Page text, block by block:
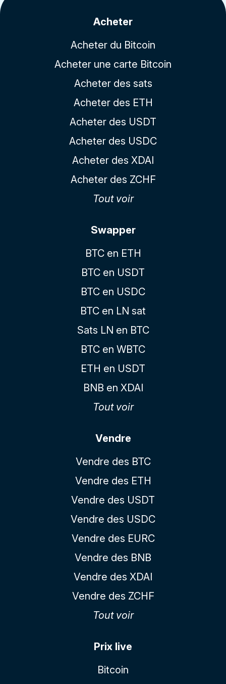
Acheter
Acheter du Bitcoin
Acheter une carte Bitcoin
Acheter des sats
Acheter des ETH
Acheter des USDT
Acheter des USDC
Acheter des XDAI
Acheter des ZCHF
Tout voir
Swapper
BTC en ETH
BTC en USDT
BTC en USDC
BTC en LN sat
Sats LN en BTC
BTC en WBTC
ETH en USDT
BNB en XDAI
Tout voir
Vendre
Vendre des BTC
Vendre des ETH
Vendre des USDT
Vendre des USDC
Vendre des EURC
Vendre des BNB
Vendre des XDAI
Vendre des ZCHF
Tout voir
Prix live
Bitcoin